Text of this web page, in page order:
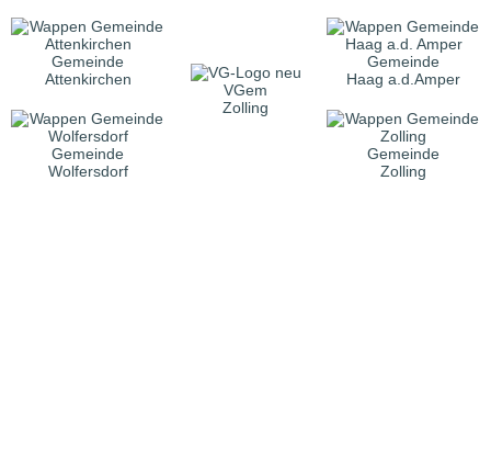
Gemeinde
Attenkirchen
VGem
Zolling
Gemeinde
Haag a.d.Amper
Gemeinde
Wolfersdorf
Gemeinde
Zolling